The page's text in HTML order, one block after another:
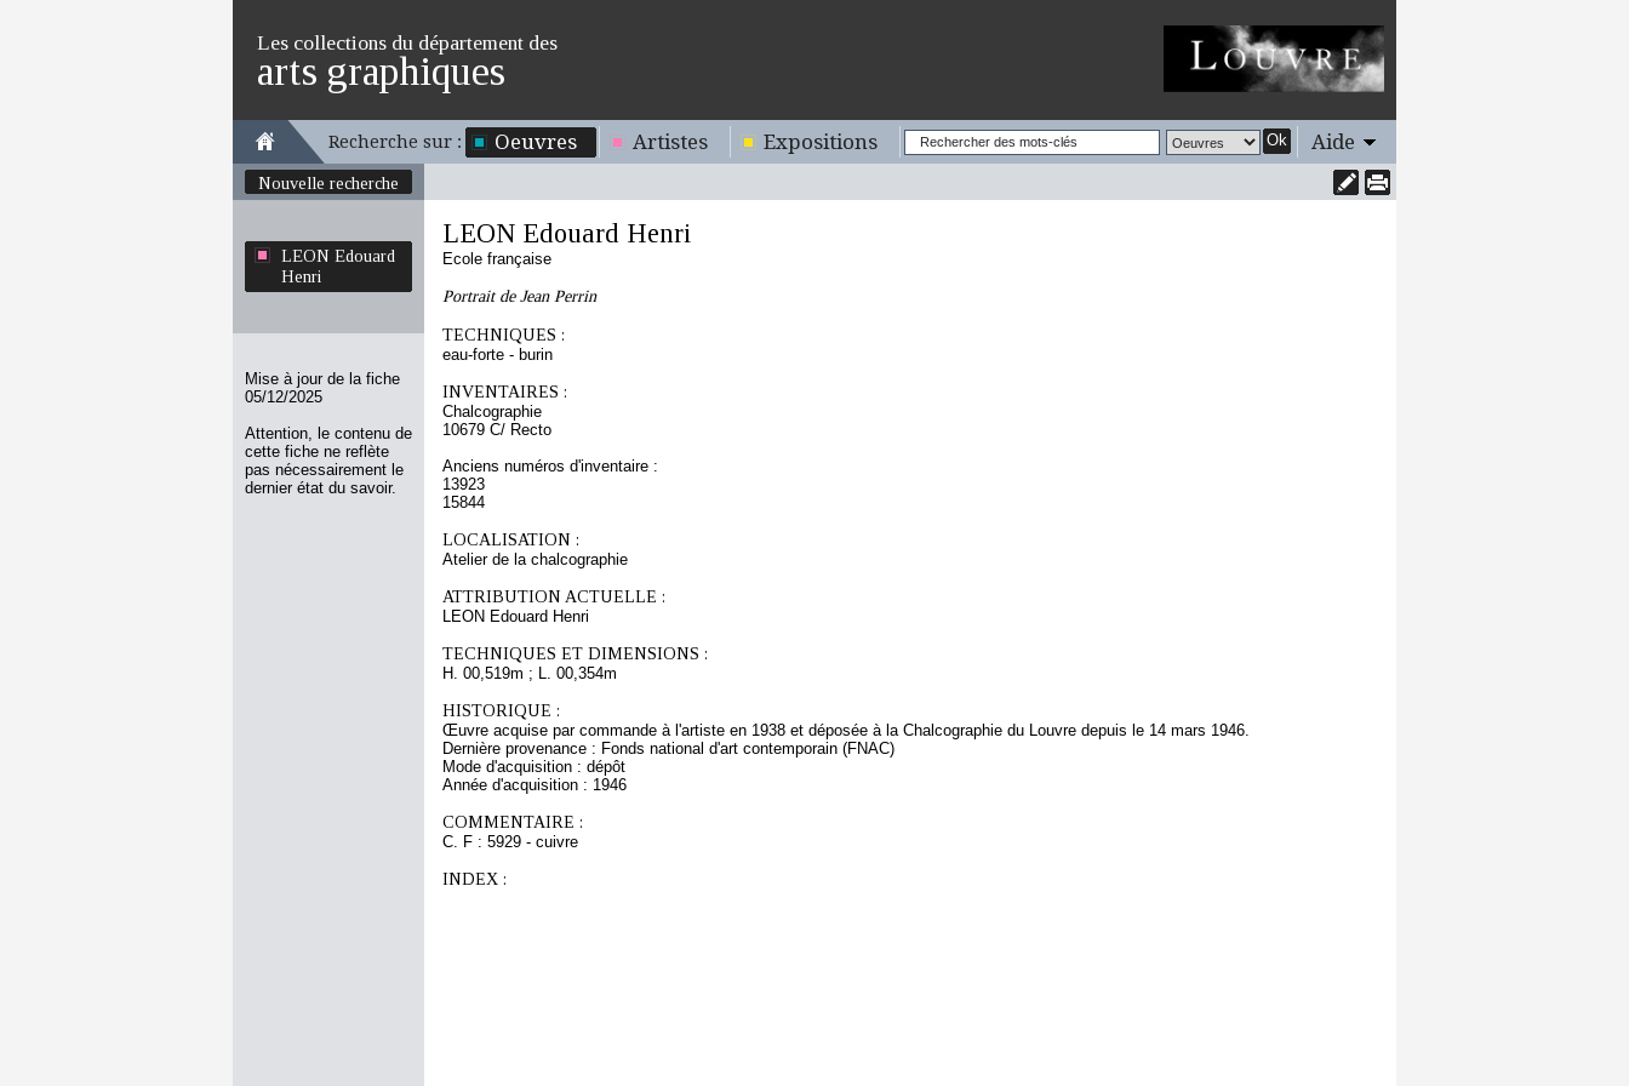
Les collections du département des
arts graphiques
Recherche sur : Oeuvres Artistes Expositions Ok Aide
Nouvelle recherche
LEON Edouard
Henri
Mise à jour de la fiche
05/12/2025
Attention, le contenu de
cette fiche ne reflète
pas nécessairement le
dernier état du savoir.
LEON Edouard Henri
Ecole française
Portrait de Jean Perrin
TECHNIQUES :
eau-forte - burin
INVENTAIRES :
Chalcographie
10679 C/ Recto
Anciens numéros d'inventaire :
13923
15844
LOCALISATION :
Atelier de la chalcographie
ATTRIBUTION ACTUELLE :
LEON Edouard Henri
TECHNIQUES ET DIMENSIONS :
H. 00,519m ; L. 00,354m
HISTORIQUE :
Œuvre acquise par commande à l'artiste en 1938 et déposée à la Chalcographie du Louvre depuis le 14 mars 1946.
Dernière provenance : Fonds national d'art contemporain (FNAC)
Mode d'acquisition : dépôt
Année d'acquisition : 1946
COMMENTAIRE :
C. F : 5929 - cuivre
INDEX :